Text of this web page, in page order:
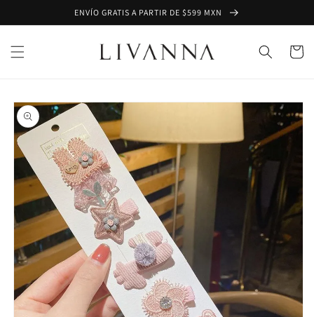
directamente
al contenido
ENVÍO GRATIS A PARTIR DE $599 MXN
Carrito
directamente
a la
información
del producto